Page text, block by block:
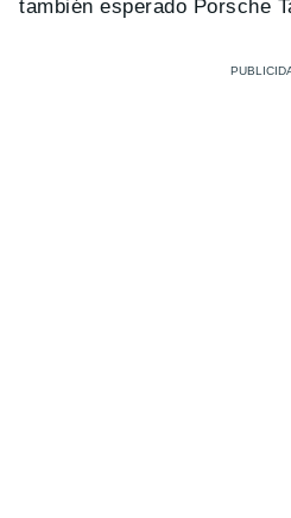
también esperado Porsche